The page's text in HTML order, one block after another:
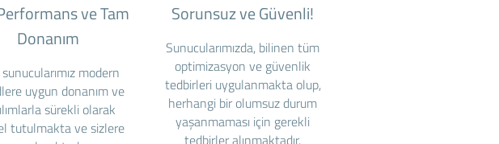
ve Tam
Donanım
modern
uygun donanım ve
sürekli olarak
tutulmakta ve sizlere
Sorunsuz ve Güvenli!
Sunucularımızda, bilinen tüm
optimizasyon ve güvenlik
tedbirleri uygulanmakta olup,
herhangi bir olumsuz durum
yaşanmaması için gerekli
tedbirler alınmaktadır.